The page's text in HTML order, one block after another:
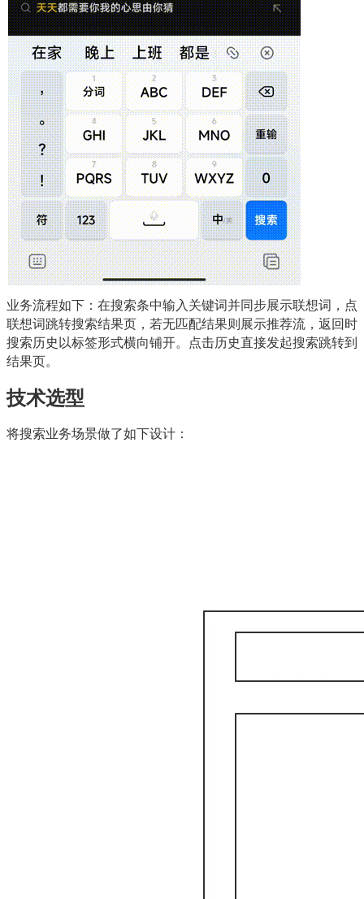
业务流程如下：在搜索条中输入关键词并同步展示联想词，点
联想词跳转搜索结果页，若无匹配结果则展示推荐流，返回时
搜索历史以标签形式横向铺开。点击历史直接发起搜索跳转到
结果页。
技术选型
将搜索业务场景做了如下设计：